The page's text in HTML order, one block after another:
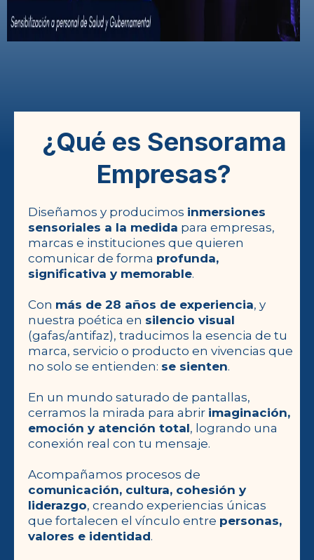
¿Qué es Sensorama
Empresas?
Diseñamos y producimos inmersiones
sensoriales a la medida para empresas,
marcas e instituciones que quieren
comunicar de forma profunda,
significativa y memorable.
Con más de 28 años de experiencia, y
nuestra poética en silencio visual
(gafas/antifaz), traducimos la esencia de tu
marca, servicio o producto en vivencias que
no solo se entienden: se sienten.
En un mundo saturado de pantallas,
cerramos la mirada para abrir imaginación,
emoción y atención total, logrando una
conexión real con tu mensaje.
Acompañamos procesos de
comunicación, cultura, cohesión y
liderazgo, creando experiencias únicas
que fortalecen el vínculo entre personas,
valores e identidad.